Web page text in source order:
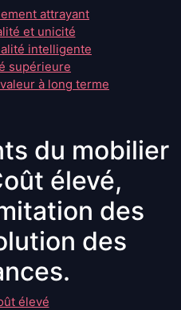
attrayant
et unicité
intelligente
supérieure
à long terme
du mobilier
élevé,
des
des
élevé